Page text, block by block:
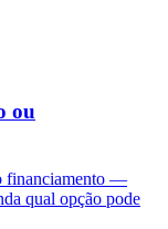
ou
financiamento —
qual opção pode